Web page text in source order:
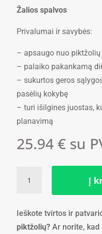
Žalios spalvos
Privalumai ir savybės:
– apsaugo nuo
– palaiko pakankamą
– sukurtos geros
pasėlių kokybę
– turi išilgines juostas,
planavimą
25.94 € su
kiekis:
Agrotekstilė
g.kv/m
-
Į
Ieškote tvirtos ir
piktžolių? Ar norite, kad